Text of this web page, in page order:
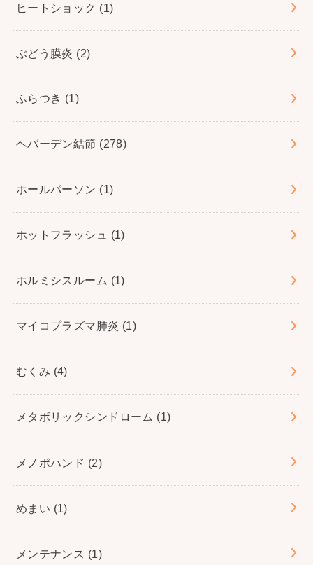
ヒートショック (1)
ぶどう膜炎 (2)
ふらつき (1)
ヘバーデン結節 (278)
ホールパーソン (1)
ホットフラッシュ (1)
ホルミシスルーム (1)
マイコプラズマ肺炎 (1)
むくみ (4)
メタボリックシンドローム (1)
メノポハンド (2)
めまい (1)
メンテナンス (1)